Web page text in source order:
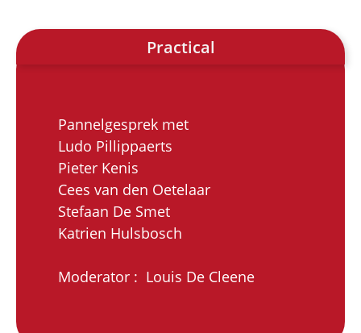
Practical
Pannelgesprek met
Ludo Pillippaerts
Pieter Kenis
Cees van den Oetelaar
Stefaan De Smet
Katrien Hulsbosch
Moderator : Louis De Cleene